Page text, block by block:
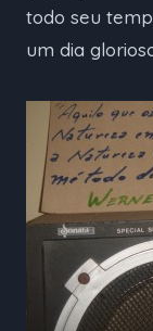
todo seu
um dia